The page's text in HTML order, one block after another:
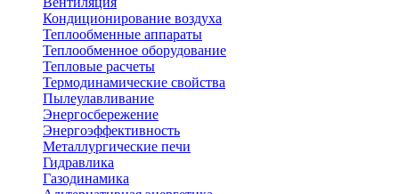
Кондиционирование воздуха
Теплообменные аппараты
Теплообменное оборудование
Тепловые расчеты
Термодинамические свойства
Пылеулавливание
Энергосбережение
Энергоэффективность
Металлургические печи
Гидравлика
Газодинамика